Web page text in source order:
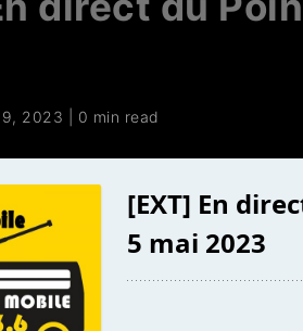
9, 2023 0 min read